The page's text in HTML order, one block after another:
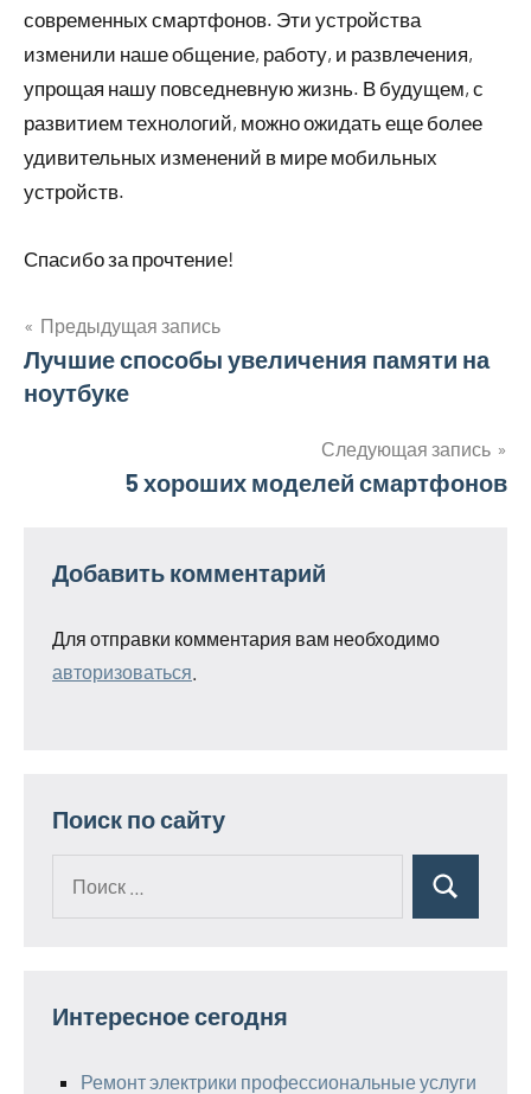
современных смартфонов. Эти устройства
изменили наше общение, работу, и развлечения,
упрощая нашу повседневную жизнь. В будущем, с
развитием технологий, можно ожидать еще более
удивительных изменений в мире мобильных
устройств.
Спасибо за прочтение!
Навигация
по
Предыдущая запись
Лучшие способы увеличения памяти на
ноутбуке
Следующая запись
5 хороших моделей смартфонов
Добавить комментарий
Для отправки комментария вам необходимо
авторизоваться
Поиск по сайту
Поиск
Интересное сегодня
Ремонт электрики профессиональные услуги